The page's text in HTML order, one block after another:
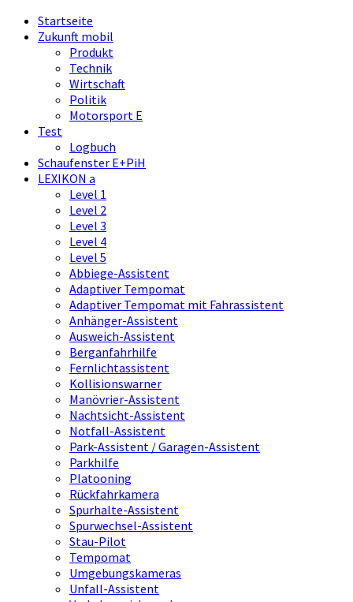
Startseite
Zukunft mobil
Produkt
Technik
Wirtschaft
Politik
Motorsport E
Test
Logbuch
Schaufenster E+PiH
LEXIKON a
Level 1
Level 2
Level 3
Level 4
Level 5
Abbiege-Assistent
Adaptiver Tempomat
Adaptiver Tempomat mit Fahrassistent
Anhänger-Assistent
Ausweich-Assistent
Berganfahrhilfe
Fernlichtassistent
Kollisionswarner
Manövrier-Assistent
Nachtsicht-Assistent
Notfall-Assistent
Park-Assistent / Garagen-Assistent
Parkhilfe
Platooning
Rückfahrkamera
Spurhalte-Assistent
Spurwechsel-Assistent
Stau-Pilot
Tempomat
Umgebungskameras
Unfall-Assistent